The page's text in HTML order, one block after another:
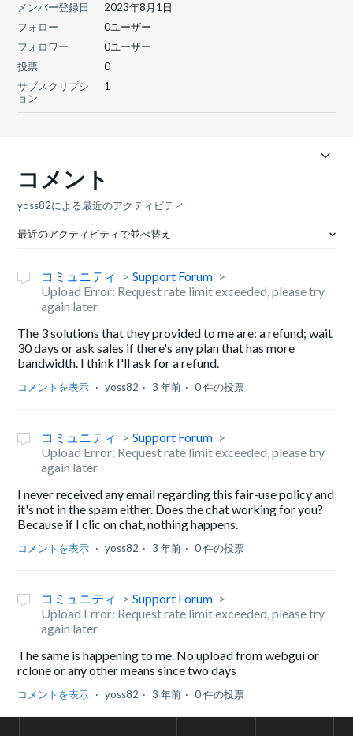
メンバー登録日
2023年8月1日
フォロー
0ユーザー
フォロワー
0ユーザー
投票
0
サブスクリプシ
ョン
1
コメント
yoss82による最近のアクティビティ
最近のアクティビティで並べ替え
コミュニティ
Support Forum
Upload Error: Request rate limit exceeded, please try
again later
The 3 solutions that they provided to me are: a refund; wait
30 days or ask sales if there's any plan that has more
bandwidth. I think I'll ask for a refund.
コメントを表示 yoss82 3 年前 0 件の投票
コミュニティ
Support Forum
Upload Error: Request rate limit exceeded, please try
again later
I never received any email regarding this fair-use policy and
it's not in the spam either. Does the chat working for you?
Because if I clic on chat, nothing happens.
コメントを表示 yoss82 3 年前 0 件の投票
コミュニティ
Support Forum
Upload Error: Request rate limit exceeded, please try
again later
The same is happening to me. No upload from webgui or
rclone or any other means since two days
コメントを表示 yoss82 3 年前 0 件の投票